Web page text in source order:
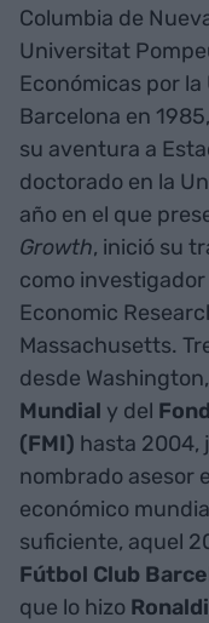
Columbia de
Universitat
Económicas por
Barcelona en
su aventura a
doctorado en la
año en el que
Growth, inició su
como
Economic
Massachusetts.
desde
Mundial y del
(FMI) hasta 2004,
nombrado asesor
económico
suficiente, aquel
Fútbol Club
que lo hizo